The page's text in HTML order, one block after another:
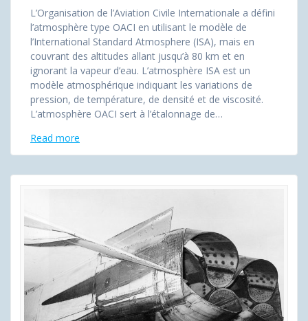
L’Organisation de l’Aviation Civile Internationale a défini
l’atmosphère type OACI en utilisant le modèle de
l’International Standard Atmosphere (ISA), mais en
couvrant des altitudes allant jusqu’à 80 km et en
ignorant la vapeur d’eau. L’atmosphère ISA est un
modèle atmosphérique indiquant les variations de
pression, de température, de densité et de viscosité.
L’atmosphère OACI sert à l’étalonnage de…
Read more